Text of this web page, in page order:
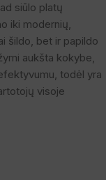
siūlo platų
iki modernių,
šildo, bet ir papildo
aukšta kokybe,
todėl yra
visoje